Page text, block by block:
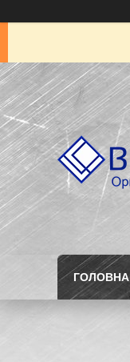
ГОЛОВНА